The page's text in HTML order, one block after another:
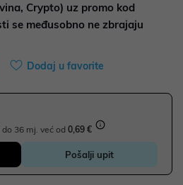
Crypto) uz promo kod
se međusobno ne zbrajaju
Dodaj u favorite
36 mj. već od 0,69 €
Pošalji upit